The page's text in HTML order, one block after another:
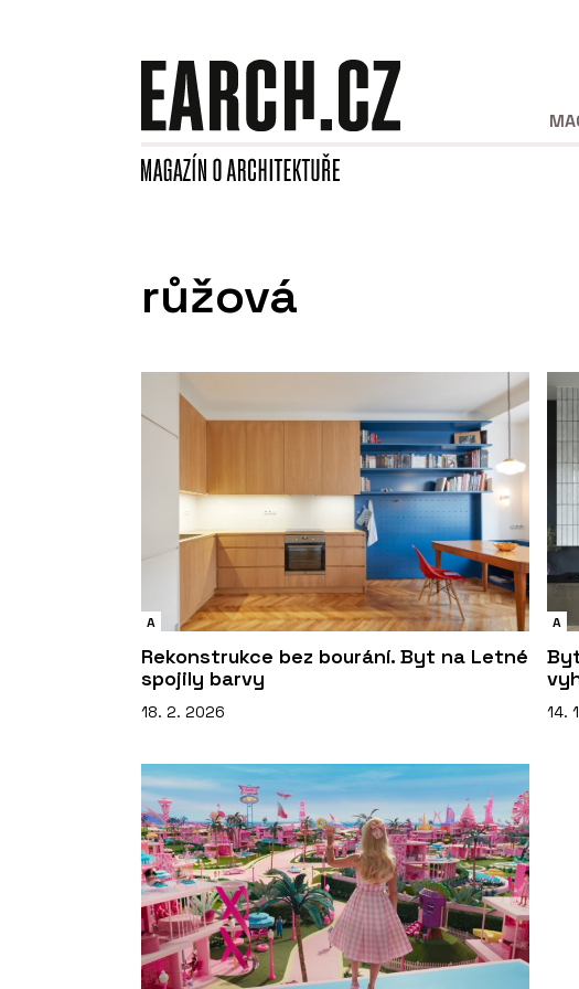
růžová
A
Rekonstrukce bez bourání. Byt na Letné
spojily barvy
18. 2. 2026
A
14.